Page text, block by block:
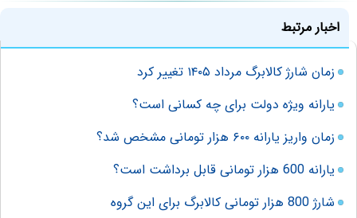
اخبار مرتبط
زمان شارژ کالابرگ مرداد ۱۴۰۵ تغییر کرد
یارانه ویژه دولت برای چه کسانی است؟
زمان واریز یارانه ۶۰۰ هزار تومانی مشخص شد؟
یارانه 600 هزار تومانی قابل برداشت است؟
شارژ 800 هزار تومانی کالابرگ برای این گروه